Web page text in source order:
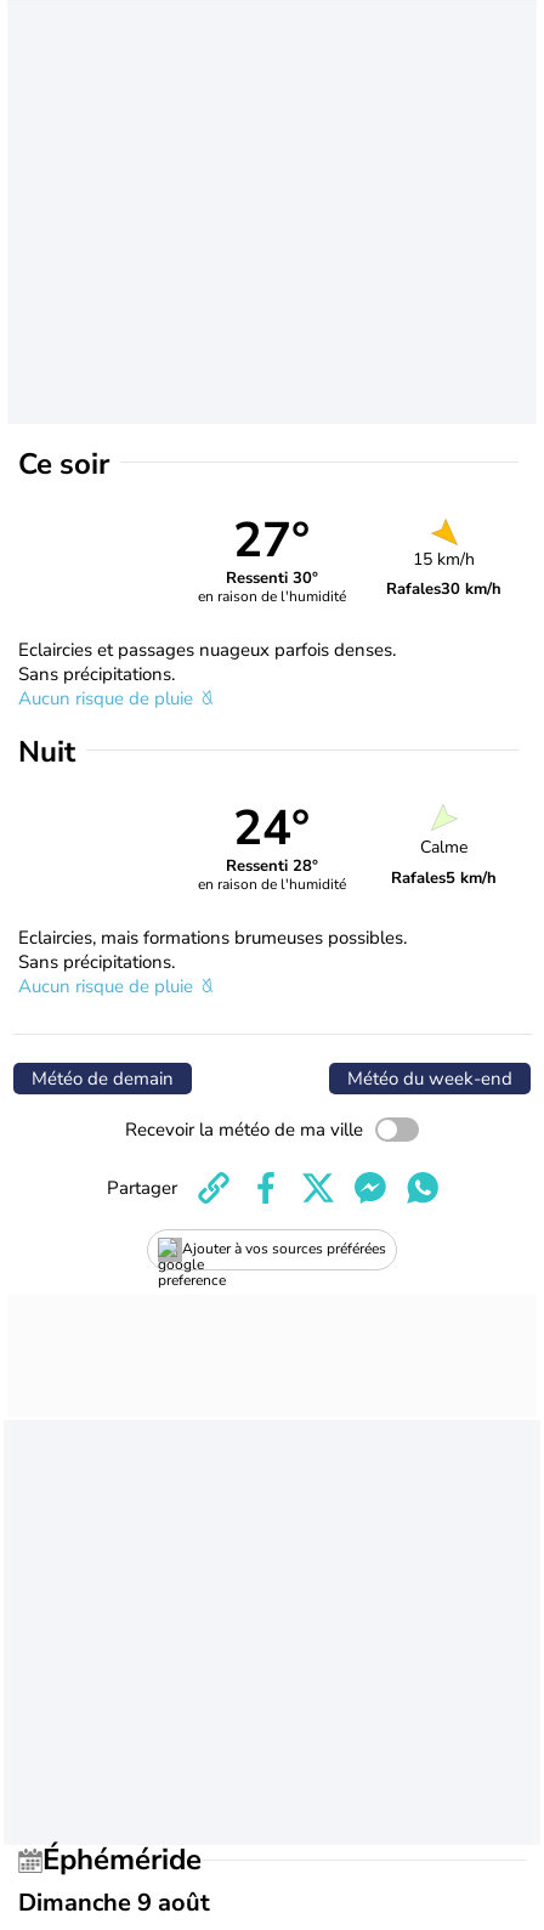
Ce soir
27°
Ressenti 30°
en raison de l'humidité
15 km/h
Rafales30 km/h
Eclaircies et passages nuageux parfois denses.
Sans précipitations.
Aucun risque de pluie
Nuit
24°
Ressenti 28°
en raison de l'humidité
Calme
Rafales5 km/h
Eclaircies, mais formations brumeuses possibles.
Sans précipitations.
Aucun risque de pluie
Météo de demain Météo du week-end
Recevoir la météo de ma ville
Ajouter à vos sources préférées
Partager
Éphéméride
Dimanche 9 août